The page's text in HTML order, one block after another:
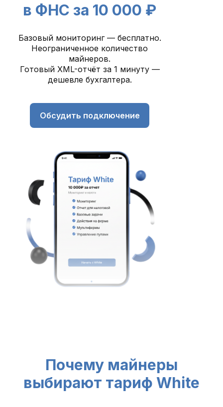
Обсудить подключение
Базовый мониторинг — бесплатно.
Неограниченное количество
майнеров.
Готовый XML-отчёт за 1 минуту —
дешевле бухгалтера.
в ФНС за 10 000 ₽
Почему майнеры
выбирают тариф White